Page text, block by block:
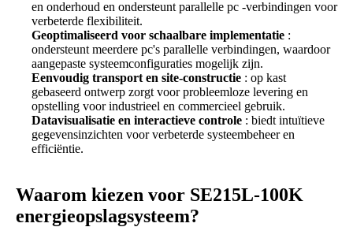
en onderhoud en ondersteunt parallelle pc -verbindingen voor
verbeterde flexibiliteit.
Geoptimaliseerd voor schaalbare implementatie :
ondersteunt meerdere pc's parallelle verbindingen, waardoor
aangepaste systeemconfiguraties mogelijk zijn.
Eenvoudig transport en site-constructie : op kast
gebaseerd ontwerp zorgt voor probleemloze levering en
opstelling voor industrieel en commercieel gebruik.
Datavisualisatie en interactieve controle : biedt intuïtieve
gegevensinzichten voor verbeterde systeembeheer en
efficiëntie.
Waarom kiezen voor SE215L-100K
energieopslagsysteem?